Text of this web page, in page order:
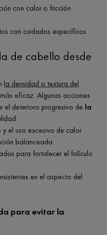
con calor o fricción
con cuidados específicos
de cabello desde
la densidad o textura del
eficaz. Algunas acciones
el deterioro progresivo de la
y el uso excesivo de calor
balanceada
para fortalecer el folículo
en el aspecto del
para evitar la